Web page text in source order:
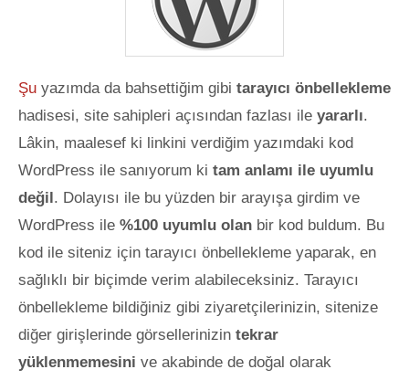
Şu yazımda da bahsettiğim gibi tarayıcı önbellekleme
hadisesi, site sahipleri açısından fazlası ile yararlı.
Lâkin, maalesef ki linkini verdiğim yazımdaki kod
WordPress ile sanıyorum ki tam anlamı ile uyumlu
değil . Dolayısı ile bu yüzden bir arayışa girdim ve
WordPress ile %100 uyumlu olan bir kod buldum. Bu
kod ile siteniz için tarayıcı önbellekleme yaparak, en
sağlıklı bir biçimde verim alabileceksiniz. Tarayıcı
önbellekleme bildiğiniz gibi ziyaretçilerinizin, sitenize
diğer girişlerinde görsellerinizin tekrar
yüklenmemesini ve akabinde de doğal olarak